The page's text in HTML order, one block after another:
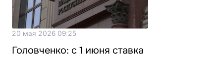
20 мая 2026 09:25
Головченко: с 1 июня ставка